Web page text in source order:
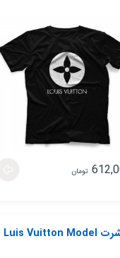
تومان
تیشرت Luis Vuitton Model